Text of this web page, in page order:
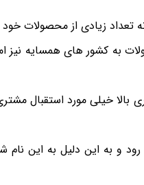
تعداد زیادی از محصولات خود
به کشور های همسایه نیز
بالا خیلی مورد استقبال
و به این دلیل به این نام